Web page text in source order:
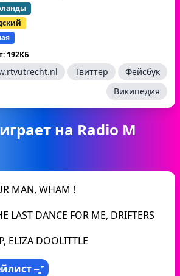
192КБ
Твиттер
Фейсбук
Википедия
на Radio M
MAN, WHAM !
LAST DANCE FOR ME, DRIFTERS
ELIZA DOOLITTLE